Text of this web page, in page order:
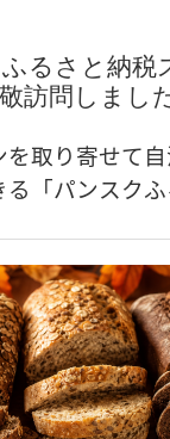
ふるさと納税
訪問しまし
を取り寄せて
る「パンスク
問しました
とになった
いて谷口市
とした、津
きました。